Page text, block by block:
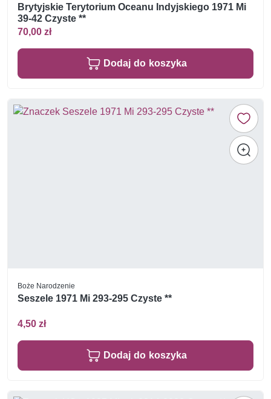
Brytyjskie Terytorium Oceanu Indyjskiego 1971 Mi
39-42 Czyste **
70,00 zł
Dodaj do koszyka
Boże Narodzenie
Seszele 1971 Mi 293-295 Czyste **
4,50 zł
Dodaj do koszyka